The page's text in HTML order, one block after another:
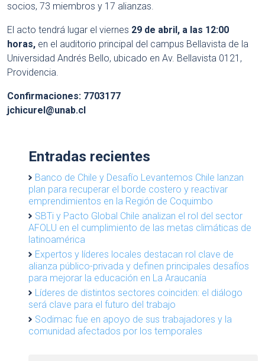
socios, 73 miembros y 17 alianzas.
El acto tendrá lugar el viernes 29 de abril, a las 12:00
horas, en el auditorio principal del campus Bellavista de la
Universidad Andrés Bello, ubicado en Av. Bellavista 0121,
Providencia.
Confirmaciones: 7703177
jchicurel@unab.cl
Entradas recientes
Banco de Chile y Desafío Levantemos Chile lanzan
plan para recuperar el borde costero y reactivar
emprendimientos en la Región de Coquimbo
SBTi y Pacto Global Chile analizan el rol del sector
AFOLU en el cumplimiento de las metas climáticas de
latinoamérica
Expertos y líderes locales destacan rol clave de
alianza público-privada y definen principales desafíos
para mejorar la educación en La Araucanía
Líderes de distintos sectores coinciden: el diálogo
será clave para el futuro del trabajo
Sodimac fue en apoyo de sus trabajadores y la
comunidad afectados por los temporales